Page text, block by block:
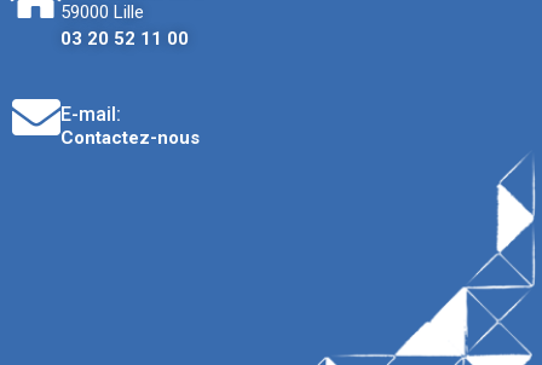
59000 Lille
03 20 52 11 00
E-mail:
Contactez-nous